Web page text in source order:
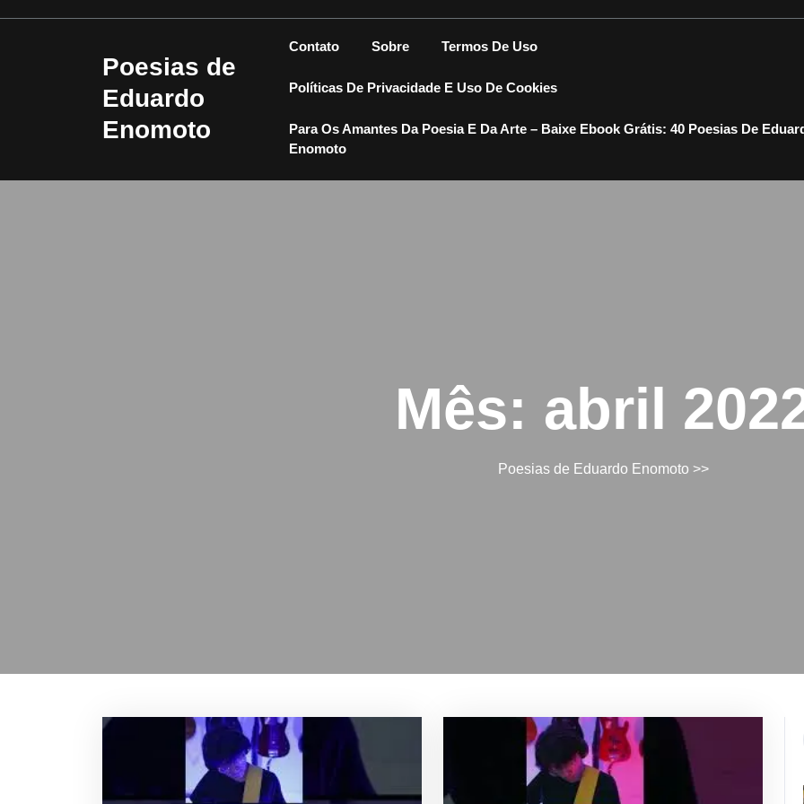
Poesias de
Eduardo
Enomoto
Contato Sobre Termos De Uso
Políticas De Privacidade E Uso De Cookies
Para Os Amantes Da Poesia E Da Arte – Baixe Ebook Grátis: 40 Poesias De
Enomoto
Mês: abril
Poesias de Eduardo Enomoto >>